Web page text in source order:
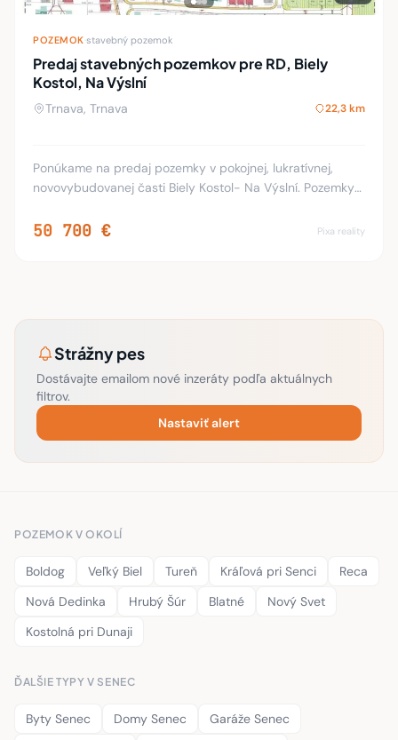
POZEMOK stavebný pozemok
Predaj stavebných pozemkov pre RD, Biely
Kostol, Na Výslní
Trnava, Trnava 22,3 km
Ponúkame na predaj pozemky v pokojnej, lukratívnej,
novovybudovanej časti Biely Kostol- Na Výslní. Pozemky
pozemkov sú v rôznych veľkostiach, s rôznymi ší
50 700 € Pixa reality
Strážny pes
Dostávajte emailom nové inzeráty podľa aktuálnych
filtrov.
Nastaviť alert
POZEMOK V OKOLÍ
Boldog Veľký Biel Tureň Kráľová pri Senci
Reca
Nová Dedinka
Hrubý Šúr Blatné
Nový Svet
Kostolná pri Dunaji
ĎALŠIE TYPY V SENEC
Byty Senec Domy Senec
Garáže Senec